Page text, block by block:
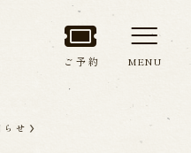
ご予約 MENU
せ